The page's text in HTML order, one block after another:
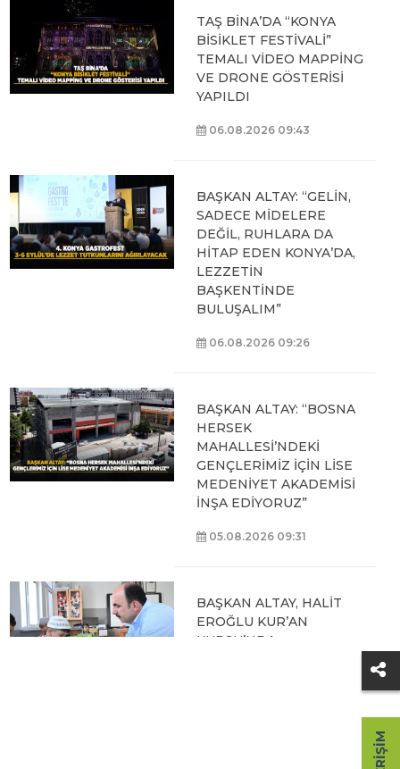
TAŞ BİNA’DA “KONYA
BİSİKLET FESTİVALİ”
TEMALI VİDEO MAPPİNG
VE DRONE GÖSTERİSİ
YAPILDI
06.08.2026 09:43
BAŞKAN ALTAY: “GELİN,
SADECE MİDELERE
DEĞİL, RUHLARA DA
HİTAP EDEN KONYA’DA,
LEZZETİN
BAŞKENTİNDE
BULUŞALIM”
06.08.2026 09:26
BAŞKAN ALTAY: “BOSNA
HERSEK
MAHALLESİ’NDEKİ
GENÇLERİMİZ İÇİN LİSE
MEDENİYET AKADEMİSİ
İNŞA EDİYORUZ”
05.08.2026 09:31
BAŞKAN ALTAY, HALİT
EROĞLU KUR’AN
KURSU’NDA